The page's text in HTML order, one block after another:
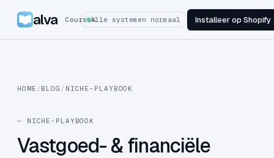
alva CoursesAlle systemen normaal Installeer op
HOME / BLOG / NICHE-PLAYBOOK
— NICHE-PLAYBOOK
Vastgoed- & financiële